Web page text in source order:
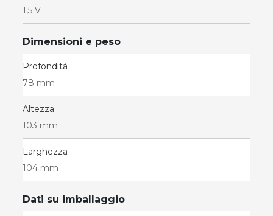
1,5 V
Dimensioni e peso
Profondità
78 mm
Altezza
103 mm
Larghezza
104 mm
Dati su imballaggio